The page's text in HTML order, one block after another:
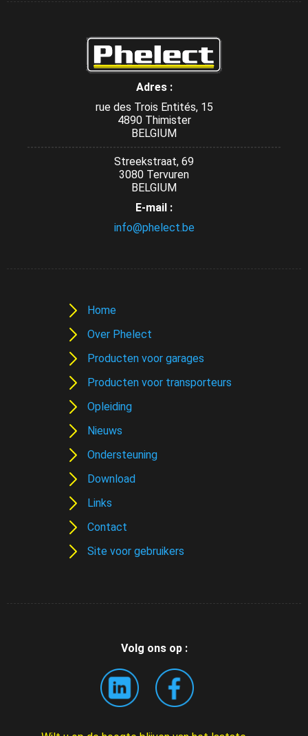
Adres :
rue des Trois Entités, 15
4890 Thimister
BELGIUM
Streekstraat, 69
3080 Tervuren
BELGIUM
E-mail :
info@phelect.be
Home
Over Phelect
Producten voor garages
Producten voor transporteurs
Opleiding
Nieuws
Ondersteuning
Download
Links
Contact
Site voor gebruikers
Volg ons op :